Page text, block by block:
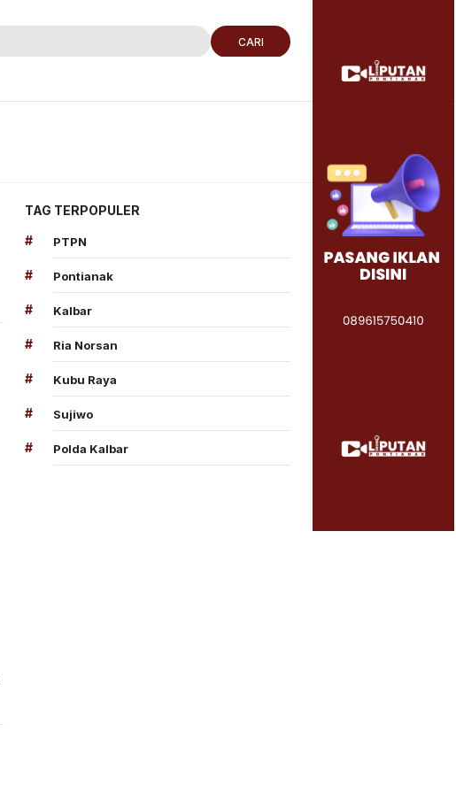
CARI
TAG TERPOPULER
#
PTPN
# Pontianak
# Kalbar
# Ria Norsan
# Kubu Raya
# Sujiwo
# Polda Kalbar